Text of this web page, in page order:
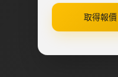
取得報價